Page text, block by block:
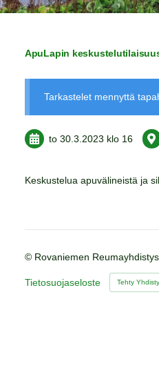
ApuLapin
Tarkastelet mennyttä
to 30.3.2023 klo 16
Keskustelua apuvälineistä ja
© Rovaniemen
Tietosuojaseloste Tehty